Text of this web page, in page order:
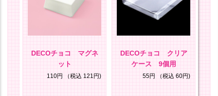
DECOチョコ マグネ
ット
110円 （税込 121円)
DECOチョコ クリア
ケース 9個用
55円 （税込 60円)